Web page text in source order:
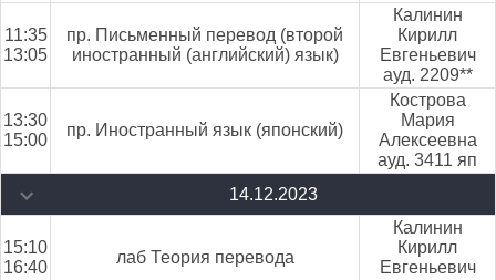
11:35
13:05
пр. Письменный перевод (второй
иностранный (английский) язык)
Калинин
Кирилл
Евгеньевич
ауд. 2209**
13:30
15:00
пр. Иностранный язык (японский)
Кострова
Мария
Алексеевна
ауд. 3411 яп
14.12.2023
15:10
16:40
лаб Теория перевода
Калинин
Кирилл
Евгеньевич